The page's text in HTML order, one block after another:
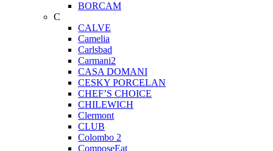
BORCAM
C
CALVE
Camelia
Carlsbad
Carmani2
CASA DOMANI
CESKY PORCELAN
CHEF’S CHOICE
CHILEWICH
Clermont
CLUB
Colombo 2
ComposeEat